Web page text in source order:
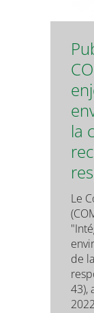
la
Le
de
43),